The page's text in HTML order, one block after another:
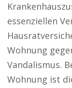
essenziellen
Wohnung
Vandalismus.
Wohnung ist